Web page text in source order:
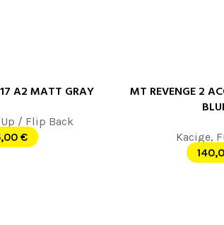
A2 MATT GRAY
/ Flip Back
€
ODABERITE OPCIJE
MT REVENGE 2
Kacige,